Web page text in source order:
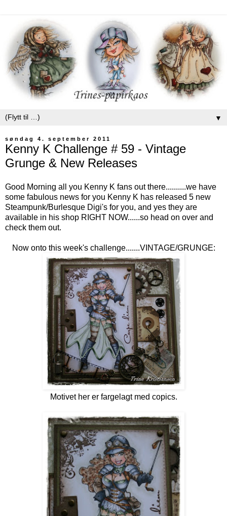
▼
søndag 4. september 2011
Kenny K Challenge # 59 - Vintage
Grunge & New Releases
Good Morning all you Kenny K fans out there..........we have
some fabulous news for you Kenny K has released 5 new
Steampunk/Burlesque Digi's for you, and yes they are
available in his shop RIGHT NOW......so head on over and
check them out.
Now onto this week's challenge.......VINTAGE/GRUNGE:
Motivet her er fargelagt med copics.